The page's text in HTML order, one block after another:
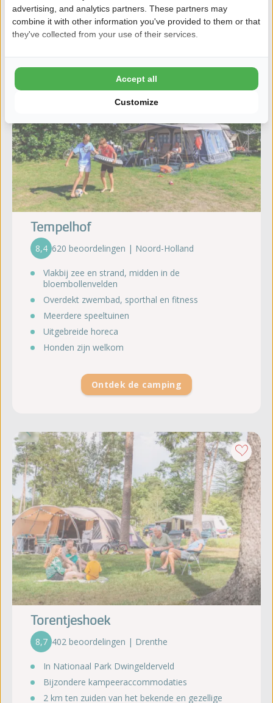
Tempelhof
8,4 620 beoordelingen | Noord-Holland
Vlakbij zee en strand, midden in de
bloembollenvelden
Overdekt zwembad, sporthal en fitness
Meerdere speeltuinen
Uitgebreide horeca
Honden zijn welkom
Ontdek de camping
Torentjeshoek
8,7 402 beoordelingen | Drenthe
In Nationaal Park Dwingelderveld
Bijzondere kampeeraccommodaties
2 km ten zuiden van het bekende en gezellige
advertising, and analytics partners. These partners may
combine it with other information you've provided to them or that
they've collected from your use of their services.
Customize
Accept all